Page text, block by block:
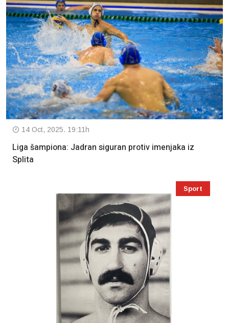
14 Oct, 2025. 19:11h
Liga šampiona: Jadran siguran protiv imenjaka iz
Splita
Sport